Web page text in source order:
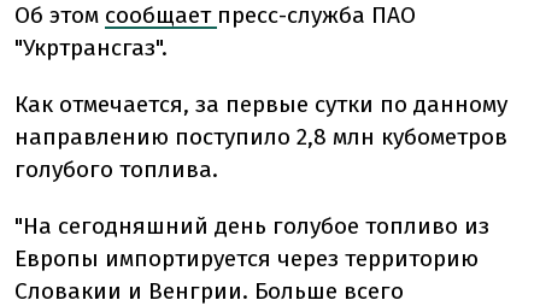
Об этом сообщает пресс-служба ПАО
"Укртрансгаз".
Как отмечается, за первые сутки по данному
направлению поступило 2,8 млн кубометров
голубого топлива.
"На сегодняшний день голубое топливо из
Европы импортируется через территорию
Словакии и Венгрии. Больше всего